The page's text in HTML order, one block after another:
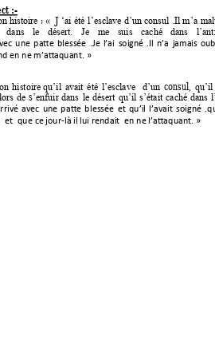
:-
histoire : « J ‘ai été l’esclave d’un consul l m’a
dans le désert. Je me suis caché dans
une patte blessée .Je l’ai soigné n’a jamais
en ne m’attaquant. »
histoire qu’il avait été l’esclave d’un consul, qu’il
de s’enfuir dans le désert qu’il s’était caché dans
avec une patte b lessée et qu’il l’avait soigné .q
et  que ce jour-là il lui rendait  en ne l ’attaquant. »